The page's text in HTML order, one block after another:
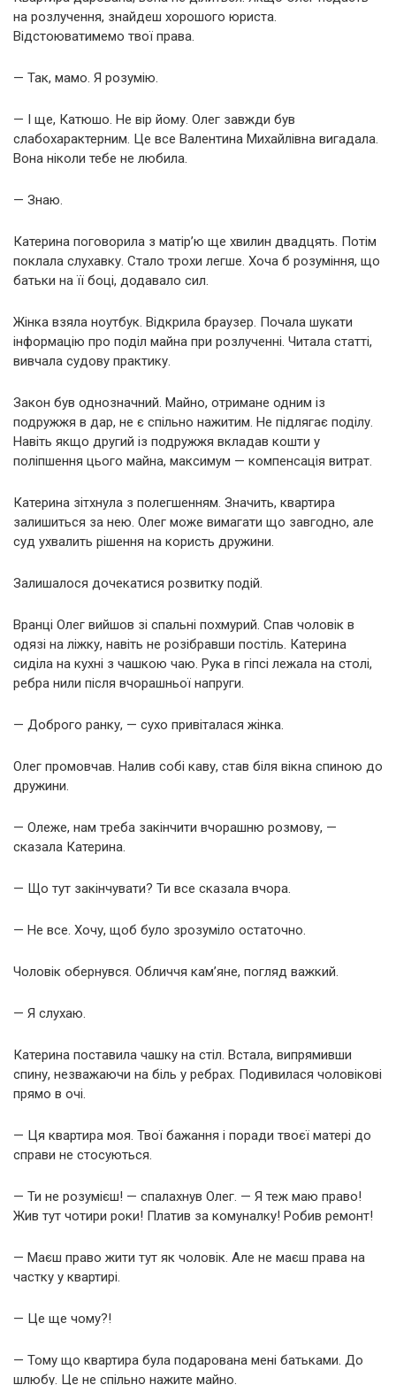
на розлучення, знайдеш хорошого юриста.
Відстоюватимемо твої права.
— Так, мамо. Я розумію.
— І ще, Катюшо. Не вір йому. Олег завжди був
слабохарактерним. Це все Валентина Михайлівна вигадала.
Вона ніколи тебе не любила.
— Знаю.
Катерина поговорила з матір’ю ще хвилин двадцять. Потім
поклала слухавку. Стало трохи легше. Хоча б розуміння, що
батьки на її боці, додавало сил.
Жінка взяла ноутбук. Відкрила браузер. Почала шукати
інформацію про поділ майна при розлученні. Читала статті,
вивчала судову практику.
Закон був однозначний. Майно, отримане одним із
подружжя в дар, не є спільно нажитим. Не підлягає поділу.
Навіть якщо другий із подружжя вкладав кошти у
поліпшення цього майна, максимум — компенсація витрат.
Катерина зітхнула з полегшенням. Значить, квартира
залишиться за нею. Олег може вимагати що завгодно, але
суд ухвалить рішення на користь дружини.
Залишалося дочекатися розвитку подій.
Вранці Олег вийшов зі спальні похмурий. Спав чоловік в
одязі на ліжку, навіть не розібравши постіль. Катерина
сиділа на кухні з чашкою чаю. Рука в гіпсі лежала на столі,
ребра нили після вчорашньої напруги.
— Доброго ранку, — сухо привіталася жінка.
Олег промовчав. Налив собі каву, став біля вікна спиною до
дружини.
— Олеже, нам треба закінчити вчорашню розмову, —
сказала Катерина.
— Що тут закінчувати? Ти все сказала вчора.
— Не все. Хочу, щоб було зрозуміло остаточно.
Чоловік обернувся. Обличчя кам’яне, погляд важкий.
— Я слухаю.
Катерина поставила чашку на стіл. Встала, випрямивши
спину, незважаючи на біль у ребрах. Подивилася чоловікові
прямо в очі.
— Ця квартира моя. Твої бажання і поради твоєї матері до
справи не стосуються.
— Ти не розумієш! — спалахнув Олег. — Я теж маю право!
Жив тут чотири роки! Платив за комуналку! Робив ремонт!
— Маєш право жити тут як чоловік. Але не маєш права на
частку у квартирі.
— Це ще чому?!
— Тому що квартира була подарована мені батьками. До
шлюбу. Це не спільно нажите майно.